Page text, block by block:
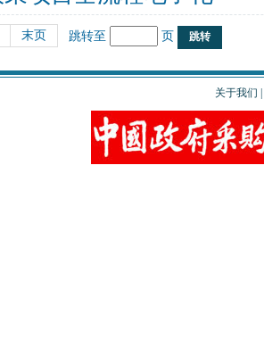
末页 跳转至 页
关于我们